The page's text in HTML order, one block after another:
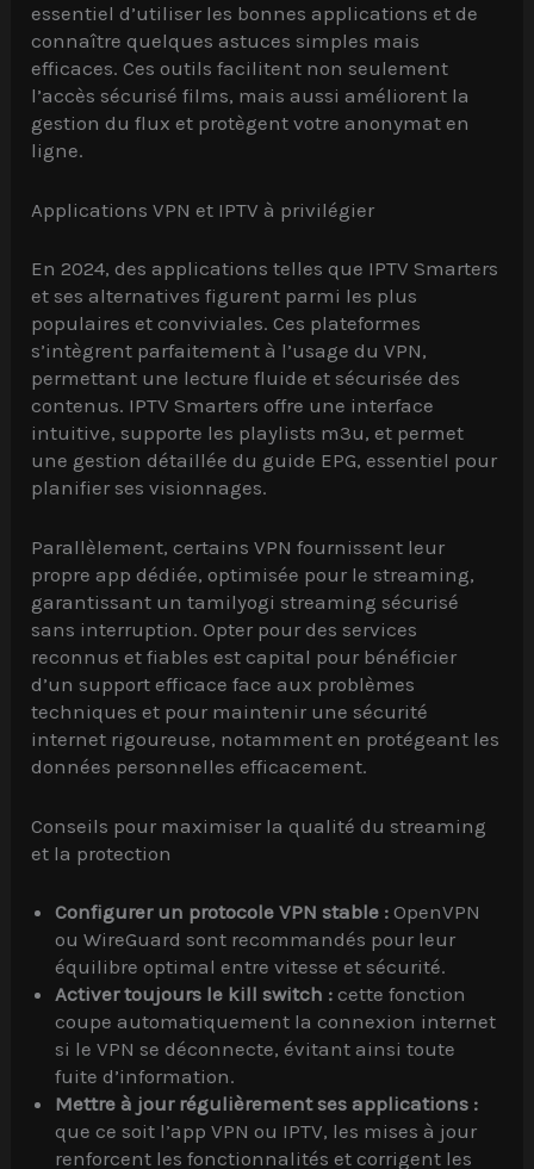
essentiel d’utiliser les bonnes applications et de
connaître quelques astuces simples mais
efficaces. Ces outils facilitent non seulement
l’accès sécurisé films, mais aussi améliorent la
gestion du flux et protègent votre anonymat en
ligne.
Applications VPN et IPTV à privilégier
En 2024, des applications telles que IPTV Smarters
et ses alternatives figurent parmi les plus
populaires et conviviales. Ces plateformes
s’intègrent parfaitement à l’usage du VPN,
permettant une lecture fluide et sécurisée des
contenus. IPTV Smarters offre une interface
intuitive, supporte les playlists m3u, et permet
une gestion détaillée du guide EPG, essentiel pour
planifier ses visionnages.
Parallèlement, certains VPN fournissent leur
propre app dédiée, optimisée pour le streaming,
garantissant un tamilyogi streaming sécurisé
sans interruption. Opter pour des services
reconnus et fiables est capital pour bénéficier
d’un support efficace face aux problèmes
techniques et pour maintenir une sécurité
internet rigoureuse, notamment en protégeant les
données personnelles efficacement.
Conseils pour maximiser la qualité du streaming
et la protection
Configurer un protocole VPN stable : OpenVPN
ou WireGuard sont recommandés pour leur
équilibre optimal entre vitesse et sécurité.
Activer toujours le kill switch : cette fonction
coupe automatiquement la connexion internet
si le VPN se déconnecte, évitant ainsi toute
fuite d’information.
Mettre à jour régulièrement ses applications :
que ce soit l’app VPN ou IPTV, les mises à jour
renforcent les fonctionnalités et corrigent les